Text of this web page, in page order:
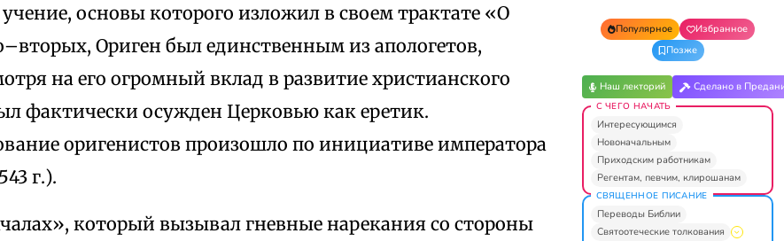
основы которого изложил в своем трактате «О
Ориген был единственным из апологетов,
на его огромный вклад в развитие христианского
фактически осужден Церковью как еретик.
оригенистов произошло по инициативе императора
г.).
который вызывал гневные нарекания со стороны
Популярное
Избранное
Позже
Наш лекторий Сделано в
С ЧЕГО НАЧАТЬ
Интересующимся
Новоначальным
Приходским работникам
Регентам, певчим, клирошанам
СВЯЩЕННОЕ ПИСАНИЕ
Переводы Библии
Святоотеческие толкования